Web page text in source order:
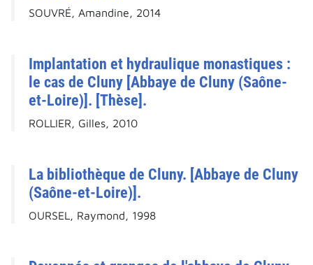
SOUVRÉ, Amandine, 2014
Implantation et hydraulique monastiques :
le cas de Cluny [Abbaye de Cluny (Saône-
et-Loire)]. [Thèse].
ROLLIER, Gilles, 2010
La bibliothèque de Cluny. [Abbaye de Cluny
(Saône-et-Loire)].
OURSEL, Raymond, 1998